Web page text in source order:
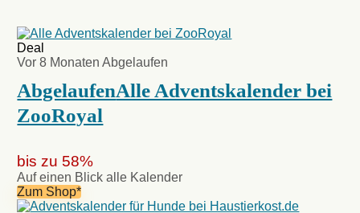
Deal
Vor 8 MonatenAbgelaufen
AbgelaufenAlle Adventskalender bei
ZooRoyal
bis zu 58%
Auf einen Blick alle Kalender
Zum Shop*